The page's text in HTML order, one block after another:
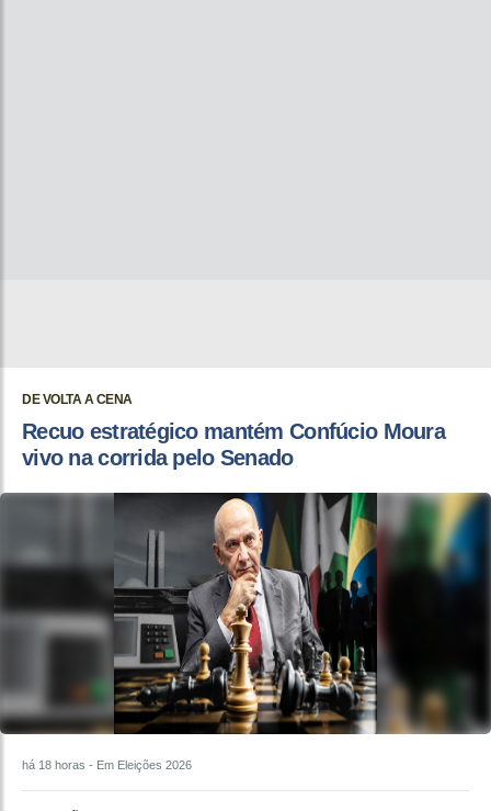
DE VOLTA A CENA
Recuo estratégico mantém Confúcio Moura
vivo na corrida pelo Senado
há 18 horas - Em Eleições 2026